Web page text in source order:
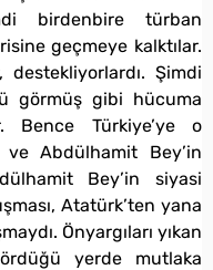
birdenbire türban
geçmeye kalktılar.
Şimdi
görmüş gibi hücuma
Bence Türkiye’ye o
ve Abdülhamit Bey’in
Bey’in siyasi
Atatürk’ten yana
Önyargıları yıkan
yerde mutlaka